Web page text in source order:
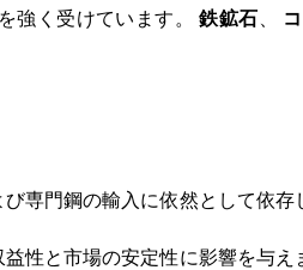
強く受けています。鉄鉱石
専門鋼の輸入に依然として依存
性と市場の安定性に影響を与え